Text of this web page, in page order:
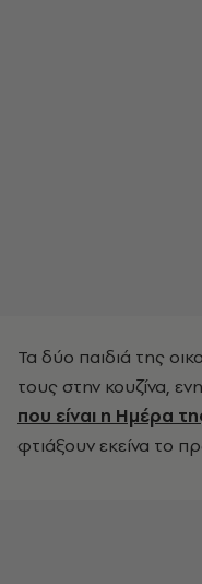
Τα δύο παιδιά της
τους στην κουζίνα,
που είναι η Ημέρα
φτιάξουν εκείνα το